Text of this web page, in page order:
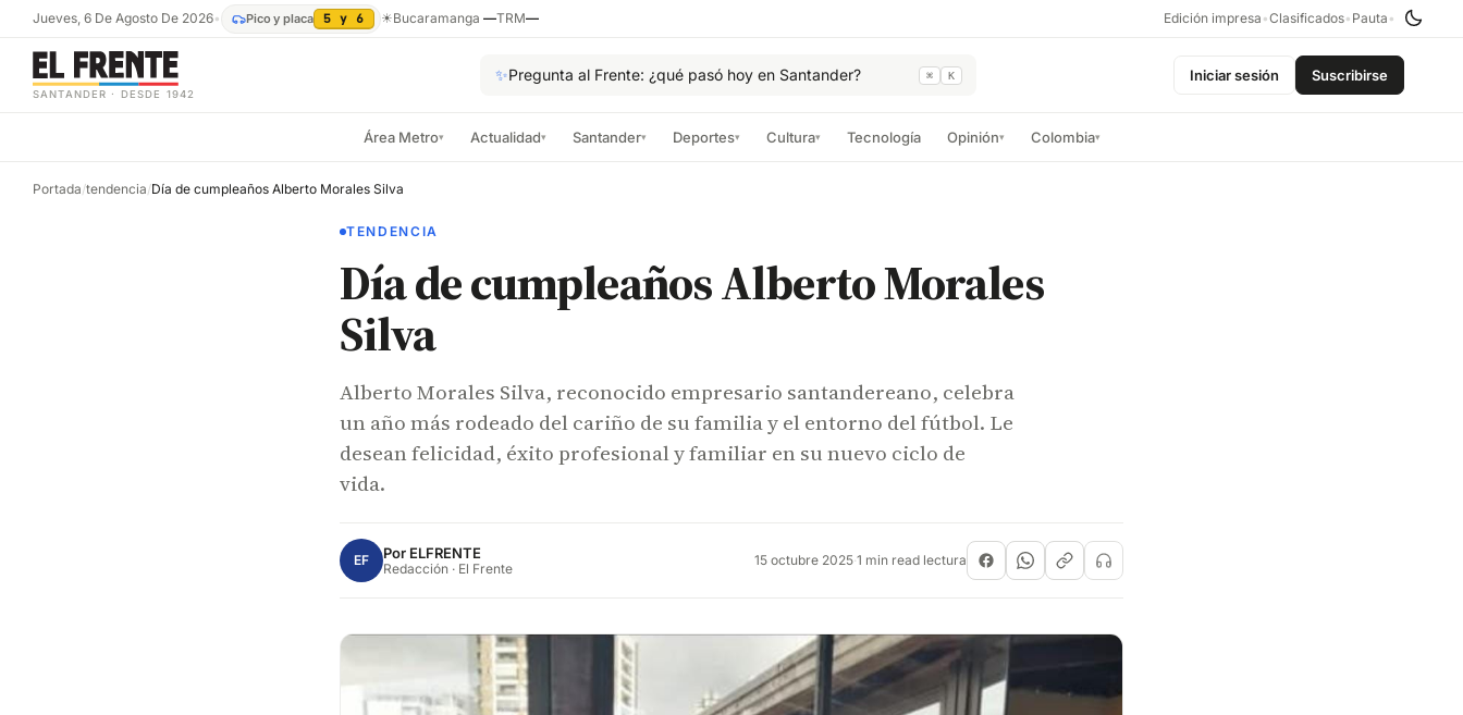
Jueves, 6 De Agosto De 2026• Pico y placa 5 y 6 ☀Bucaramanga —TRM— Edición impresa •Clasificados• Pauta •
SANTANDER · DESDE 1942
✨Pregunta al Frente: ¿qué pasó hoy en Santander? ⌘ K Iniciar sesión Suscribirse
Área Metro▾ Actualidad▾ Santander▾ Deportes▾ Cultura▾ Tecnología Opinión▾ Colombia▾
Portada/tendencia/Día de cumpleaños Alberto Morales Silva
TENDENCIA
Día de cumpleaños Alberto Morales
Silva
Alberto Morales Silva, reconocido empresario santandereano, celebra
un año más rodeado del cariño de su familia y el entorno del fútbol. Le
desean felicidad, éxito profesional y familiar en su nuevo ciclo de
vida.
EF Por ELFRENTE
Redacción · El Frente 15 octubre 2025·1 min read lectura